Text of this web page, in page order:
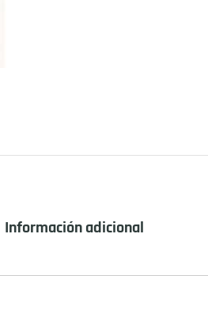
Información adicional